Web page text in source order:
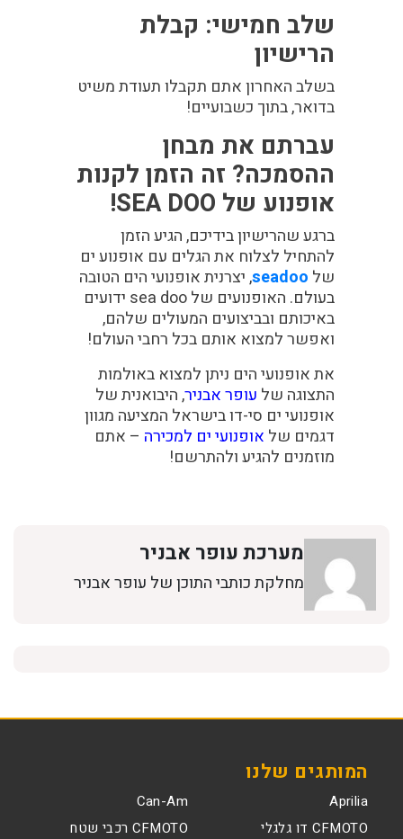
שלב חמישי: קבלת
הרישיון
בשלב האחרון אתם תקבלו תעודת משיט
בדואר, בתוך כשבועיים!
עברתם את מבחן
ההסמכה? זה הזמן לקנות
אופנוע של SEA DOO!
ברגע שהרישיון בידיכם, הגיע הזמן
להתחיל לצלוח את הגלים עם אופנוע ים
של seadoo, יצרנית אופנועי הים הטובה
בעולם. האופנועים של sea doo ידועים
באיכותם ובביצועים המעולים שלהם,
ואפשר למצוא אותם בכל רחבי העולם!
את אופנועי הים ניתן למצוא באולמות
התצוגה של עופר אבניר, היבואנית של
אופנועי ים סי-דו בישראל המציעה מגוון
דגמים של אופנועי ים למכירה – אתם
מוזמנים להגיע ולהתרשם!
מערכת עופר אבניר
מחלקת כותבי התוכן של עופר אבניר
המותגים שלנו
Aprilia
Can-Am
CFMOTO דו גלגלי
CFMOTO רכבי שטח